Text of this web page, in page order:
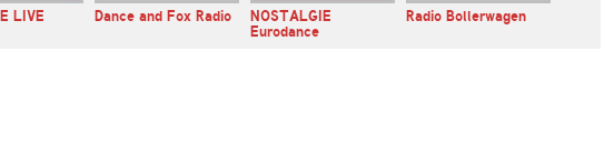
LIVE Dance and Fox Radio
NOSTALGIE
Eurodance
Radio Bollerwagen